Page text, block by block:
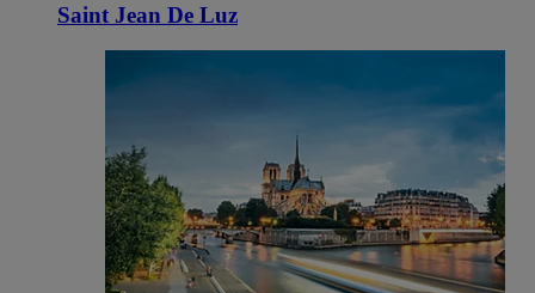
Saint Jean De Luz